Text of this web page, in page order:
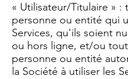
« Utilisateur/Titulaire » :
personne ou entité qui
Services, qu'ils soient
ou hors ligne, et/ou
personne ou entité
la Société à utiliser les